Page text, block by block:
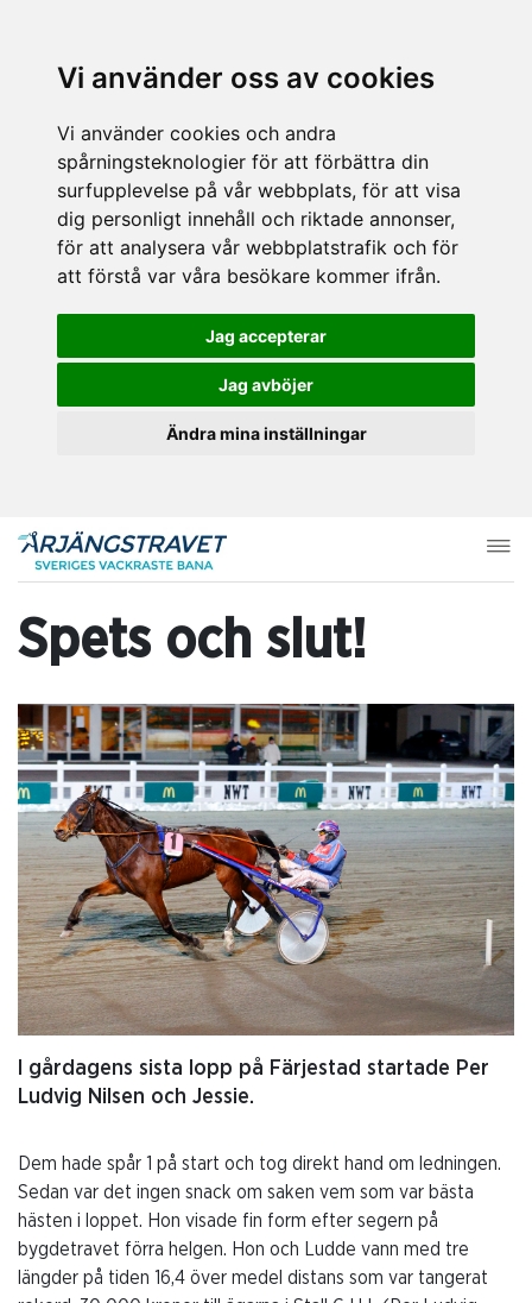
Vi använder oss av cookies
Vi använder cookies och andra
spårningsteknologier för att förbättra din
surfupplevelse på vår webbplats, för att visa
dig personligt innehåll och riktade annonser,
för att analysera vår webbplatstrafik och för
att förstå var våra besökare kommer ifrån.
Jag accepterar
Jag avböjer
Ändra mina inställningar
Spets och slut!
I gårdagens sista lopp på Färjestad startade Per
Ludvig Nilsen och Jessie.
Dem hade spår 1 på start och tog direkt hand om ledningen.
Sedan var det ingen snack om saken vem som var bästa
hästen i loppet. Hon visade fin form efter segern på
bygdetravet förra helgen. Hon och Ludde vann med tre
längder på tiden 16,4 över medel distans som var tangerat